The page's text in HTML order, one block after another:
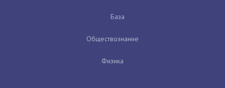
База
Обществознание
Физика